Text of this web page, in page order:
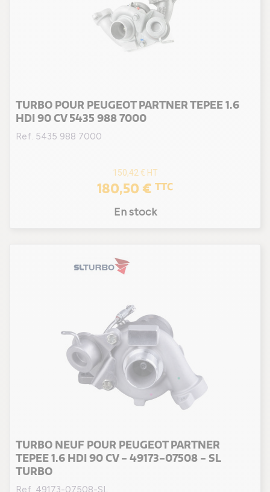
TURBO POUR PEUGEOT PARTNER TEPEE 1.6
HDI 90 CV 5435 988 7000
Ref. 5435 988 7000
150,42 € HT
180,50 € TTC
En stock
TURBO NEUF POUR PEUGEOT PARTNER
TEPEE 1.6 HDI 90 CV - 49173-07508 - SL
TURBO
Ref. 49173-07508-SL